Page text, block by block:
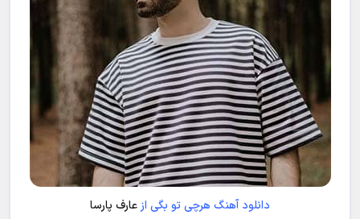
دانلود آهنگ هرچی تو بگی ازعارف پارسا